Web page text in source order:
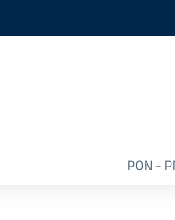
PON -